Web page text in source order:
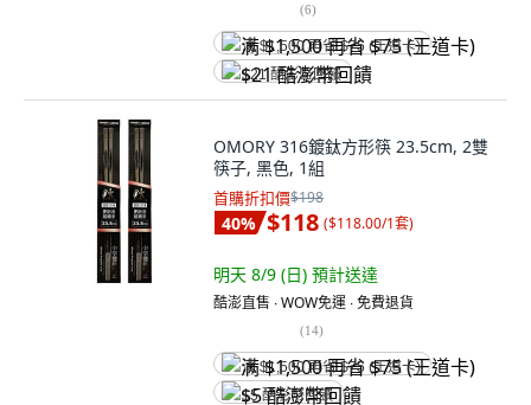
(6)
满 $1,500 再省 $75 (王道卡)
$21 酷澎幣回饋
OMORY 316鍍鈦方形筷 23.5cm, 2雙
筷子, 黑色, 1組
首購折扣價$198
40% $118 ($118.00/1套)
明天 8/9 (日) 預計送達
酷澎直售 ∙ WOW免運 ∙ 免費退貨
(14)
满 $1,500 再省 $75 (王道卡)
$5 酷澎幣回饋